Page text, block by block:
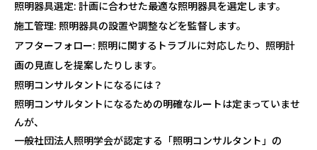
照明器具選定: 計画に合わせた最適な照明器具を選定します。
施工管理: 照明器具の設置や調整などを監督します。
アフターフォロー: 照明に関するトラブルに対応したり、照明計
画の見直しを提案したりします。
照明コンサルタントになるには？
照明コンサルタントになるための明確なルートは定まっていませ
んが、
一般社団法人照明学会が認定する「照明コンサルタント」の